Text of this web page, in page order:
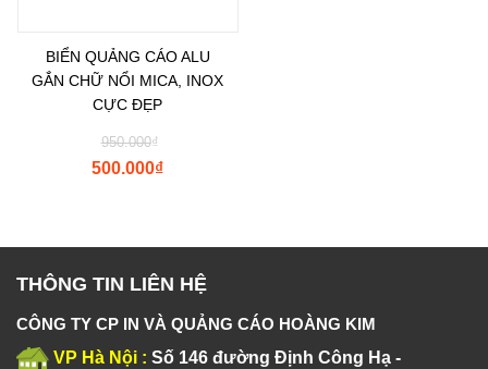
BIỂN QUẢNG CÁO ALU
GẮN CHỮ NỔI MICA, INOX
CỰC ĐẸP
₫
950.000
₫
500.000
THÔNG TIN LIÊN HỆ
CÔNG TY CP IN VÀ QUẢNG CÁO HOÀNG KIM
VP Hà Nội : Số 146 đường Định Công Hạ -